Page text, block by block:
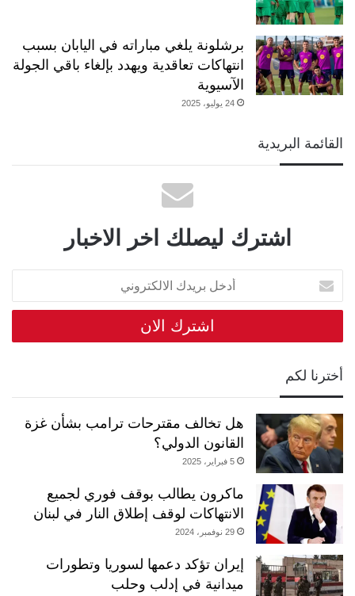
برشلونة يلغي مباراته في اليابان بسبب
انتهاكات تعاقدية ويهدد بإلغاء باقي الجولة
الآسيوية
24 يوليو، 2025
القائمة البريدية
اشترك ليصلك اخر الاخبار
أدخل
بريدك
الالكتروني
أخترنا لكم
هل تخالف مقترحات ترامب بشأن غزة
القانون الدولي؟
5 فبراير، 2025
ماكرون يطالب بوقف فوري لجميع
الانتهاكات لوقف إطلاق النار في لبنان
29 نوفمبر، 2024
إيران تؤكد دعمها لسوريا وتطورات
ميدانية في إدلب وحلب